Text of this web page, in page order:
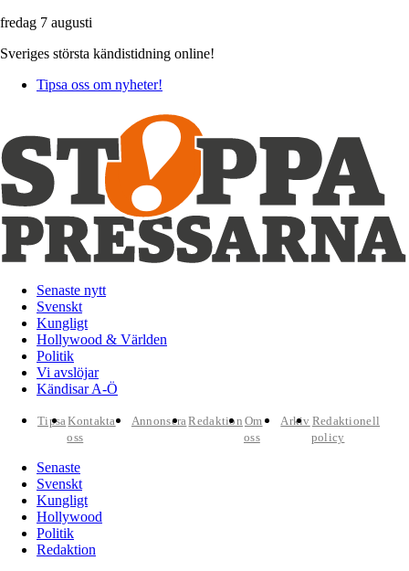
fredag 7 augusti
Sveriges största kändistidning online!
Tipsa oss om nyheter!
Senaste nytt
Svenskt
Kungligt
Hollywood & Världen
Politik
Vi avslöjar
Kändisar A-Ö
TipsaKontakta
oss
AnnonseraRedaktion Om
oss
Arkiv Redaktionell
policy
Senaste
Svenskt
Kungligt
Hollywood
Politik
Redaktion